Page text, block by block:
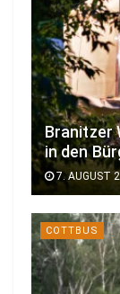
Branitzer
in den
7. AUGUST
COTTBUS